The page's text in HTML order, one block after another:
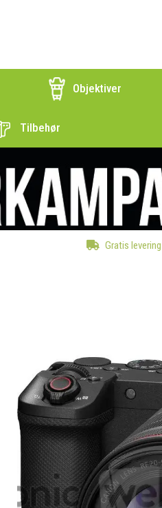
Objektiver
Tilbehør
Gratis levering